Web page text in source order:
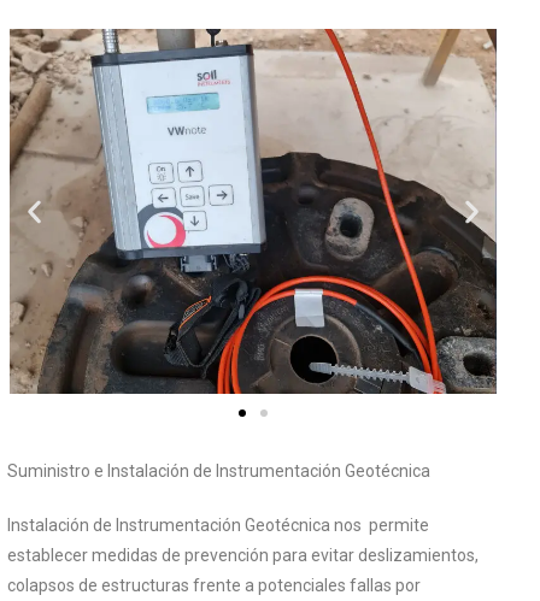
Suministro e Instalación de Instrumentación Geotécnica
Instalación de Instrumentación Geotécnica nos permite
establecer medidas de prevención para evitar deslizamientos,
colapsos de estructuras frente a potenciales fallas por